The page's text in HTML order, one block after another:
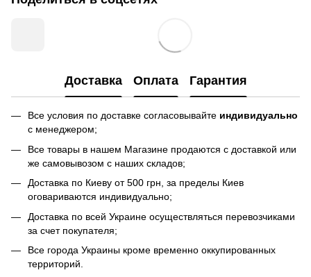
Доставка Оплата Гарантия
Все условия по доставке согласовывайте индивидуально
с менеджером;
Все товары в нашем Магазине продаются с доставкой или
же самовывозом с наших складов;
Доставка по Киеву от 500 грн, за пределы Киев
оговариваются индивидуально;
Доставка по всей Украине осуществляться перевозчиками
за счет покупателя;
Все города Украины кроме временно оккупированных
территорий.